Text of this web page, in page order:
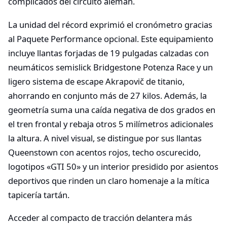
La unidad del récord exprimió el cronómetro gracias
al Paquete Performance opcional. Este equipamiento
incluye llantas forjadas de 19 pulgadas calzadas con
neumáticos semislick Bridgestone Potenza Race y un
ligero sistema de escape Akrapovič de titanio,
ahorrando en conjunto más de 27 kilos. Además, la
geometría suma una caída negativa de dos grados en
el tren frontal y rebaja otros 5 milímetros adicionales
la altura. A nivel visual, se distingue por sus llantas
Queenstown con acentos rojos, techo oscurecido,
logotipos «GTI 50» y un interior presidido por asientos
deportivos que rinden un claro homenaje a la mítica
tapicería tartán.
Acceder al compacto de tracción delantera más